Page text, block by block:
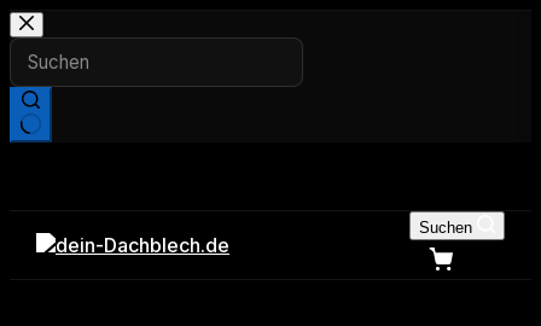
Zum
Inhalt
springen
Suchen